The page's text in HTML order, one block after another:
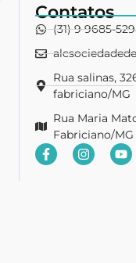
Contatos
(31) 9 9685-
Rua salinas,
fabriciano/MG
Rua Maria
Fabriciano/MG